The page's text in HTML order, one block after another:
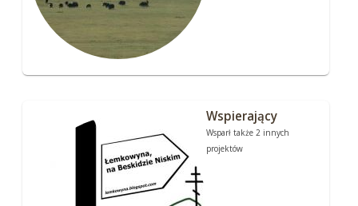
Wspierający
Wsparł także 2 innych
projektów